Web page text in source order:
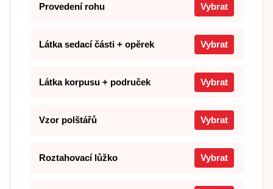
Provedení rohu Vybrat
Látka sedací části + opěrek Vybrat
Látka korpusu + područek Vybrat
Vzor polštářů Vybrat
Roztahovací lůžko Vybrat